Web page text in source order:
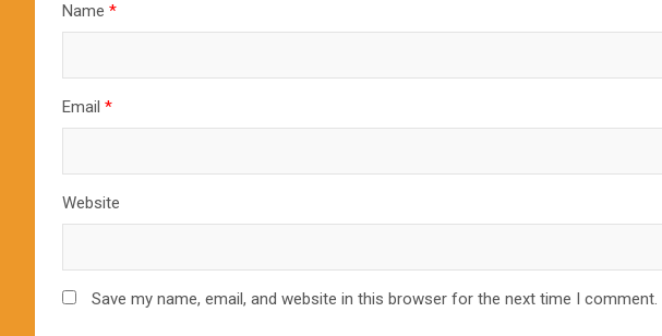
Name *
Email *
Website
Save my name, email, and website in this browser for the next time I comment.